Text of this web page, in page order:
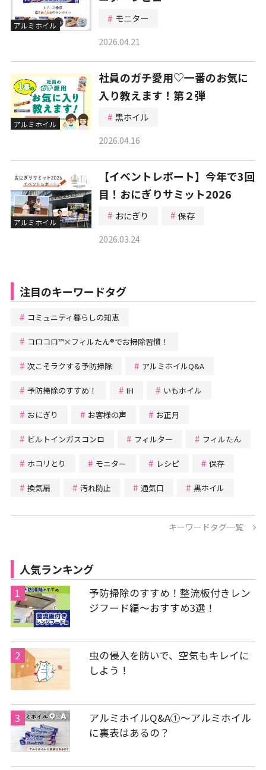
アルミホイル
モニター
2026.04.21
アルミホイル
社員のガチ愛用♡一番のお気に
入り教えます！第２弾
黒ホイル
2026.04.16
アルミホイル
【イベントレポート】今年で3回
目！おにぎりサミット2026
おにぎり
保存
2026.03.24
注目のキーワードタグ
コミュニティ暮らしの知恵
コロコロ™×フィルたん®でお掃除習慣！
次こそラクする予防掃除 アルミホイルQ&A
予防掃除のすすめ！ IH いもホイル
おにぎり お客様の声 お正月
ビルトインガスコンロ フィルター フィルたん
ホコリとり モニター レシピ 保存
換気扇 汚れ防止 通気口 黒ホイル
キーワードタグ一覧
人気ランキング
予防掃除のすすめ！整流板付きレン
ジフード編～おすすめ3選！
虫の侵入を防いで、空気もキレイに
しよう！
アルミホイルQ&A①～アルミホイル
に裏表はあるの？